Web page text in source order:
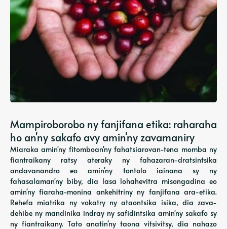
Mampiroborobo ny fanjifana etika: raharaha
ho an'ny sakafo avy amin'ny zavamaniry
Miaraka amin'ny fitomboan'ny fahatsiarovan-tena momba ny
fiantraikany ratsy ateraky ny fahazaran-dratsintsika
andavanandro eo amin'ny tontolo iainana sy ny
fahasalaman'ny biby, dia lasa lohahevitra misongadina eo
amin'ny fiaraha-monina ankehitriny ny fanjifana ara-etika.
Rehefa miatrika ny vokatry ny ataontsika isika, dia zava-
dehibe ny mandinika indray ny safidintsika amin'ny sakafo sy
ny fiantraikany. Tato anatin'ny taona vitsivitsy, dia nahazo